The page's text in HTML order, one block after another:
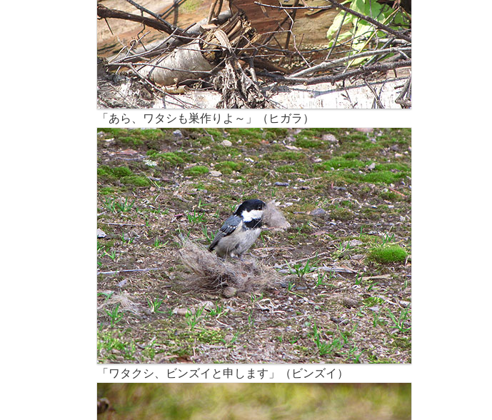
「あら、ワタシも巣作りよ～」（ヒガラ）
「ワタクシ、ビンズイと申します」（ビンズイ）